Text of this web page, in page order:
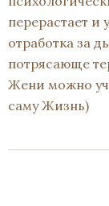
перерастает и
отработка за
потрясающе
Жени можно
саму Жизнь)